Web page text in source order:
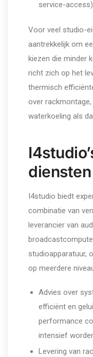
service-
Voor veel studio-
aantrekkelijk om
kiezen die minder
richt zich op het
thermisch
over
waterkoeling als
diensten
I4studio biedt
combinatie van
leverancier van
studioapparatuur,
op meerdere
Advies over
efficiënt en
performance
intensief
Levering van